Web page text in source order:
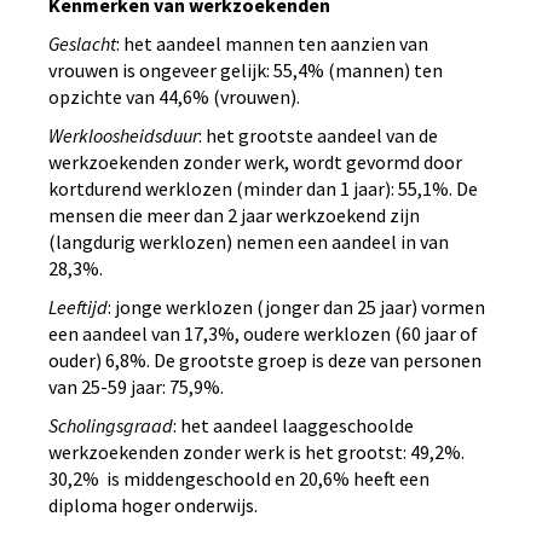
Geslacht: het aandeel mannen ten aanzien van
vrouwen is ongeveer gelijk: 55,4% (mannen) ten
opzichte van 44,6% (vrouwen).
Werkloosheidsduur: het grootste aandeel van de
werkzoekenden zonder werk, wordt gevormd door
kortdurend werklozen (minder dan 1 jaar): 55,1%. De
mensen die meer dan 2 jaar werkzoekend zijn
(langdurig werklozen) nemen een aandeel in van
28,3%.
Leeftijd: jonge werklozen (jonger dan 25 jaar) vormen
een aandeel van 17,3%, oudere werklozen (60 jaar of
ouder) 6,8%. De grootste groep is deze van personen
van 25-59 jaar: 75,9%.
Scholingsgraad: het aandeel laaggeschoolde
werkzoekenden zonder werk is het grootst: 49,2%.
30,2% is middengeschoold en 20,6% heeft een
diploma hoger onderwijs.